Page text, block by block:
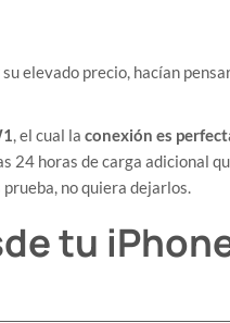
elevado precio, hacían
, el cual la conexión es
24 horas de carga adicional
prueba, no quiera dejarlos.
tu